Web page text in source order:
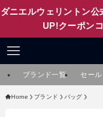
ダニエルウェリントン
UP!クーポン
ブランド一覧 セー
Home ブランド バッグ